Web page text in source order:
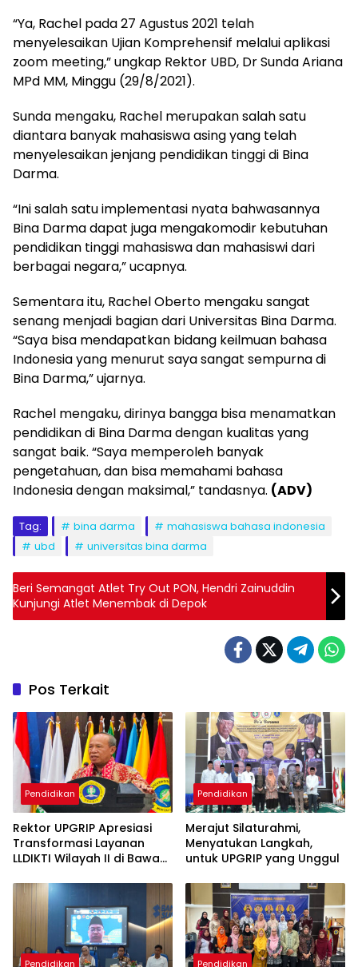
“Ya, Rachel pada 27 Agustus 2021 telah
menyelesaikan Ujian Komprehensif melalui aplikasi
zoom meeting,” ungkap Rektor UBD, Dr Sunda Ariana
MPd MM, Minggu (29/8/2021).
Sunda mengaku, Rachel merupakan salah satu
diantara banyak mahasiswa asing yang telah
menyelesaikan jenjang pendidikan tinggi di Bina
Darma.
“Ini salah satu implementasi nyata bahwasannya
Bina Darma dapat juga mengakomodir kebutuhan
pendidikan tinggi mahasiswa dan mahasiswi dari
berbagai negara,” ucapnya.
Sementara itu, Rachel Oberto mengaku sangat
senang menjadi bagian dari Universitas Bina Darma.
“Saya bisa mendapatkan bidang keilmuan bahasa
Indonesia yang menurut saya sangat sempurna di
Bina Darma,” ujarnya.
Rachel mengaku, dirinya bangga bisa menamatkan
pendidikan di Bina Darma dengan kualitas yang
sangat baik. “Saya memperoleh banyak
pengetahuan, dan bisa memahami bahasa
Indonesia dengan maksimal,” tandasnya. (ADV)
Tag: bina darma
mahasiswa bahasa indonesia
ubd
universitas bina darma
Beri Semangat Atlet Try Out PON, Hendri Zainuddin
Kunjungi Atlet Menembak di Depok
Pos Terkait
Pendidikan
Rektor UPGRIP Apresiasi
Transformasi Layanan
LLDIKTI Wilayah II di Bawah
Iskandar
Pendidikan
Merajut Silaturahmi,
Menyatukan Langkah,
untuk UPGRIP yang Unggul
Pendidikan Pendidikan